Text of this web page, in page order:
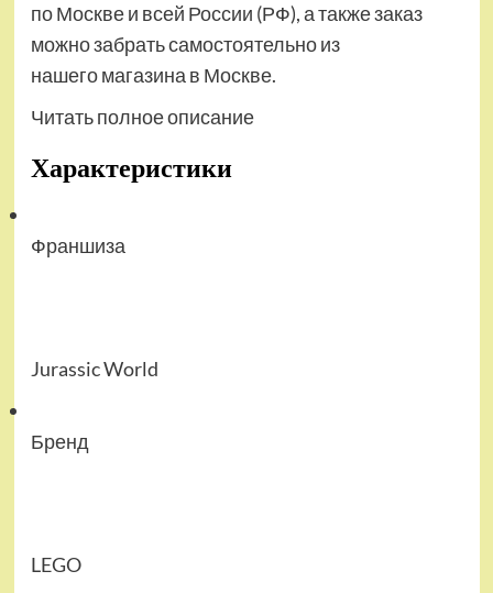
по Москве и всей России (РФ), а также заказ
можно забрать самостоятельно из
нашего магазина в Москве.
Читать полное описание
Характеристики
Франшиза
Jurassic World
Бренд
LEGO